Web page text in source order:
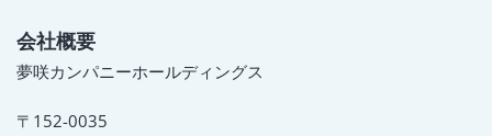
会社概要
夢咲カンパニーホールディングス
〒152-0035